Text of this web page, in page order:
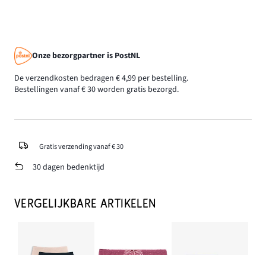
Onze bezorgpartner is PostNL
De verzendkosten bedragen € 4,99 per bestelling.
Bestellingen vanaf € 30 worden gratis bezorgd.
Gratis verzending vanaf € 30
30 dagen bedenktijd
VERGELIJKBARE ARTIKELEN